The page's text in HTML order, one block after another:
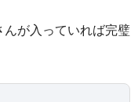
んが入っていれば完璧